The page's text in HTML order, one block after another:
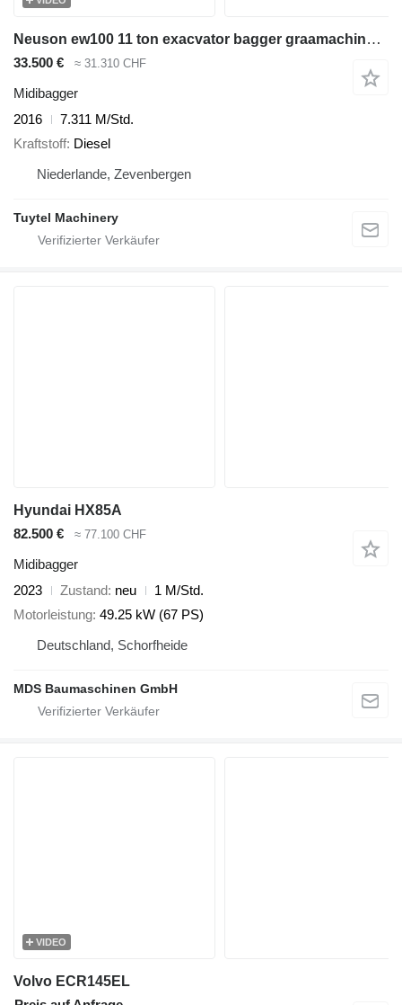
Neuson ew100 11 ton exacvator bagger graamachine mobile
33.500 € ≈ 31.310 CHF
Midibagger
2016
7.311 M/Std.
Kraftstoff Diesel
Niederlande, Zevenbergen
Tuytel Machinery
Hyundai HX85A
82.500 €
≈ 77.100 CHF
Midibagger
2023
Zustand neu
1 M/Std.
Motorleistung 49.25 kW (67 PS)
Deutschland, Schorfheide
MDS Baumaschinen GmbH
VIDEO
Volvo ECR145EL